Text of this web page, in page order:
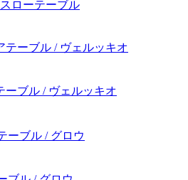
ローテーブル
ーブル / ヴェルッキオ